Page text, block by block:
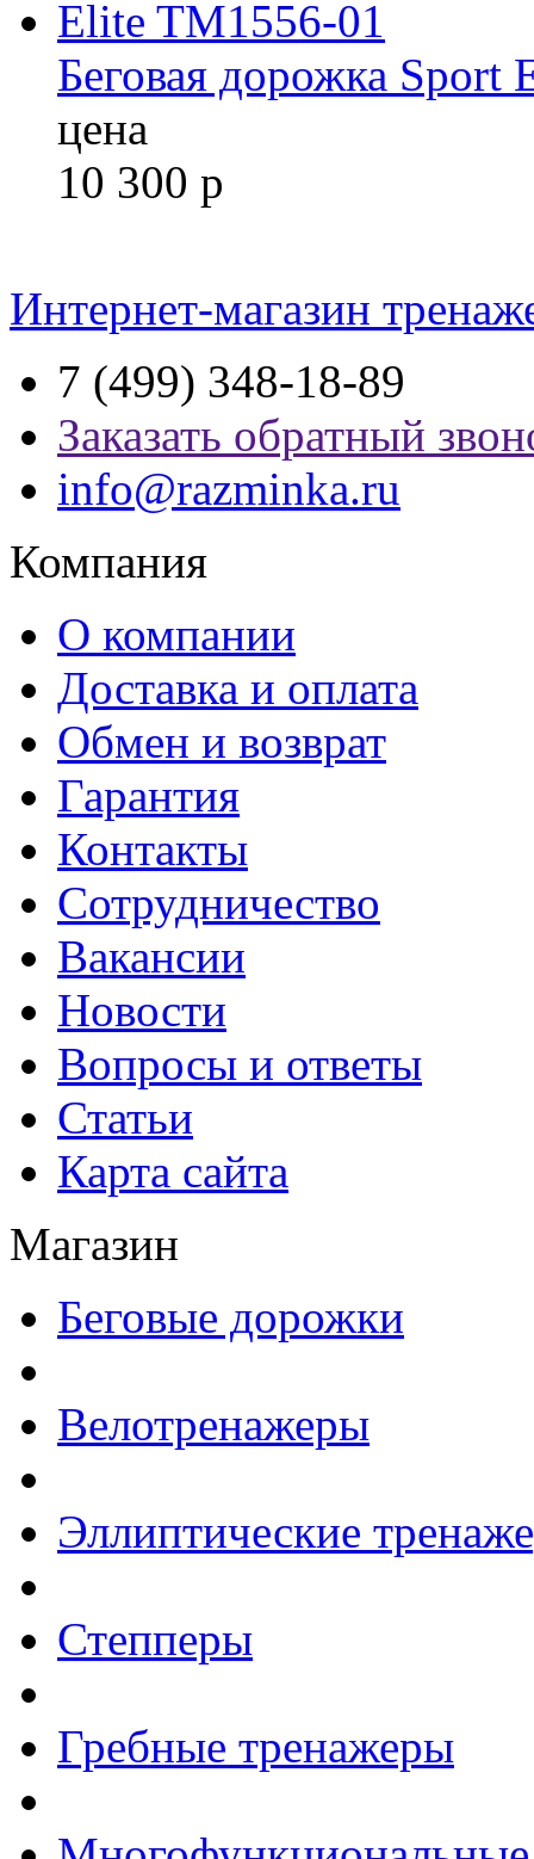
Беговая дорожка Sport
цена
10 300 р
Интернет-магазин
7 (499) 348-18-89
Заказать обратный
info@razminka.ru
Компания
О компании
Доставка и оплата
Обмен и возврат
Гарантия
Контакты
Сотрудничество
Вакансии
Новости
Вопросы и ответы
Статьи
Карта сайта
Магазин
Беговые дорожки
Велотренажеры
Эллиптические
Степперы
Гребные тренажеры